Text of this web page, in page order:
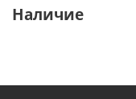
Наличие